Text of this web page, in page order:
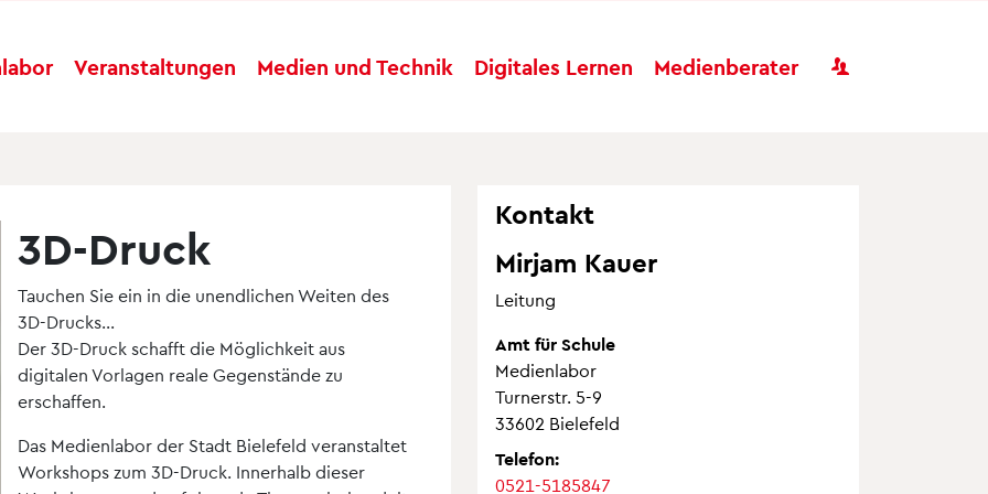
Veranstaltungen Medien und Technik Digitales Lernen Medienberater
3D-Druck
Tauchen Sie ein in die unendlichen Weiten des
3D-Drucks...
Der 3D-Druck schafft die Möglichkeit aus
digitalen Vorlagen reale Gegenstände zu
erschaffen.
Das Medienlabor der Stadt Bielefeld veranstaltet
Workshops zum 3D-Druck. Innerhalb dieser
Kontakt
Mirjam Kauer
Leitung
Amt für Schule
Medienlabor
Turnerstr. 5-9
33602 Bielefeld
Telefon:
0521-5185847